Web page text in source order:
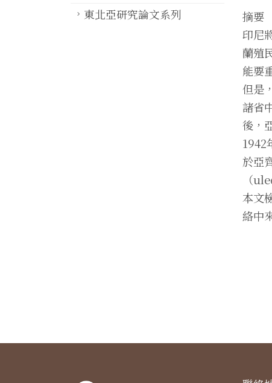
東北亞研究論文系列
摘要
印尼
蘭殖
能要
但是
諸省
後，
1942
於亞
（
本文
絡中